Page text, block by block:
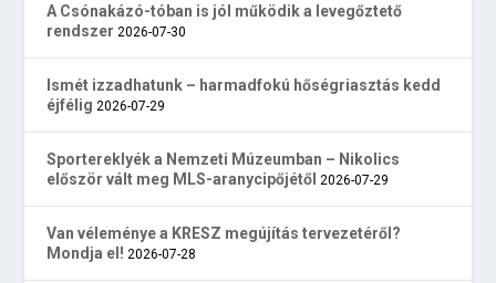
A Csónakázó-tóban is jól működik a levegőztető
rendszer 2026-07-30
Ismét izzadhatunk – harmadfokú hőségriasztás kedd
éjfélig 2026-07-29
Sportereklyék a Nemzeti Múzeumban – Nikolics
először vált meg MLS-aranycipőjétől 2026-07-29
Van véleménye a KRESZ megújítás tervezetéről?
Mondja el! 2026-07-28